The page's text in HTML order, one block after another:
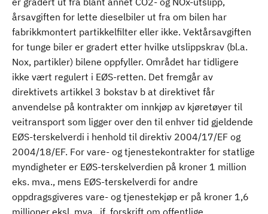
årsavgiften for lette dieselbiler ut fra om bilen har
fabrikkmontert partikkelfilter eller ikke. Vektårsavgiften
for tunge biler er gradert etter hvilke utslippskrav (bl.a.
Nox, partikler) bilene oppfyller. Området har tidligere
ikke vært regulert i EØS-retten. Det fremgår av
direktivets artikkel 3 bokstav b at direktivet får
anvendelse på kontrakter om innkjøp av kjøretøyer til
veitransport som ligger over den til enhver tid gjeldende
EØS-terskelverdi i henhold til direktiv 2004/17/EF og
2004/18/EF. For vare- og tjenestekontrakter for statlige
myndigheter er EØS-terskelverdien på kroner 1 million
eks. mva., mens EØS-terskelverdi for andre
oppdragsgiveres vare- og tjenestekjøp er på kroner 1,6
millioner eksl. mva., jf. forskrift om offentlige